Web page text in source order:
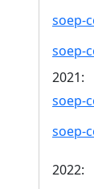
soep-
soep-
2021:
soep-
soep-
2022: